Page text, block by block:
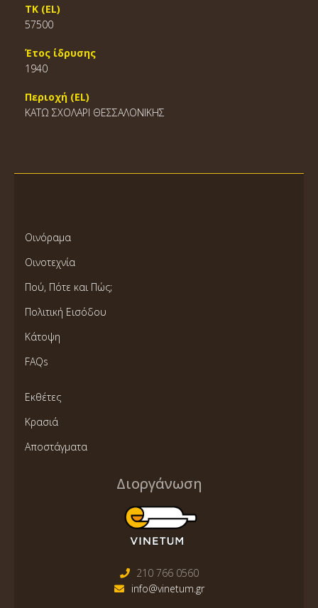
ΤΚ (EL)
57500
Έτος ίδρυσης
1940
Περιοχή (EL)
ΚΑΤΩ ΣΧΟΛΑΡΙ ΘΕΣΣΑΛΟΝΙΚΗΣ
Οινόραμα
Οινοτεχνία
Πού, Πότε και Πώς;
Πολιτική Εισόδου
Κάτοψη
FAQs
Εκθέτες
Κρασιά
Αποστάγματα
Διοργάνωση
210 766 0560
info@vinetum.gr